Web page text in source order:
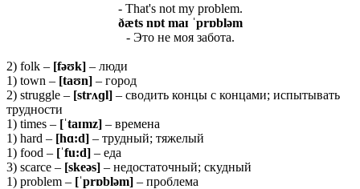
- That's not my problem.
ðæts nɒt maɪ ˈprɒbləm
- Это не моя забота.
2) folk – [fəʊk] – люди
1) town – [taʊn] – город
2) struggle – [strʌɡl] – сводить концы с концами; испытывать
трудности
1) times – [ˈtaɪmz] – времена
1) hard – [hɑ:d] – трудный; тяжелый
1) food – [ˈfu:d] – еда
3) scarce – [skeəs] – недостаточный; скудный
1) problem – [ˈprɒbləm] – проблема